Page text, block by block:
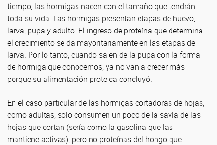
tiempo, las hormigas nacen con el tamaño que tendrán
toda su vida. Las hormigas presentan etapas de huevo,
larva, pupa y adulto. El ingreso de proteína que determina
el crecimiento se da mayoritariamente en las etapas de
larva. Por lo tanto, cuando salen de la pupa con la forma
de hormiga que conocemos, ya no van a crecer más
porque su alimentación proteica concluyó.
En el caso particular de las hormigas cortadoras de hojas,
como adultas, solo consumen un poco de la savia de las
hojas que cortan (sería como la gasolina que las
mantiene activas), pero no proteínas del hongo que